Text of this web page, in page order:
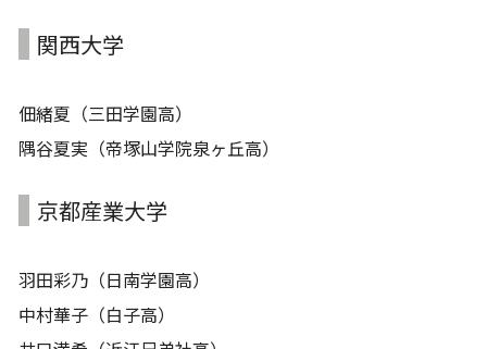
関西大学
佃緒夏（三田学園高）
隅谷夏実（帝塚山学院泉ヶ丘高）
京都産業大学
羽田彩乃（日南学園高）
中村華子（白子高）